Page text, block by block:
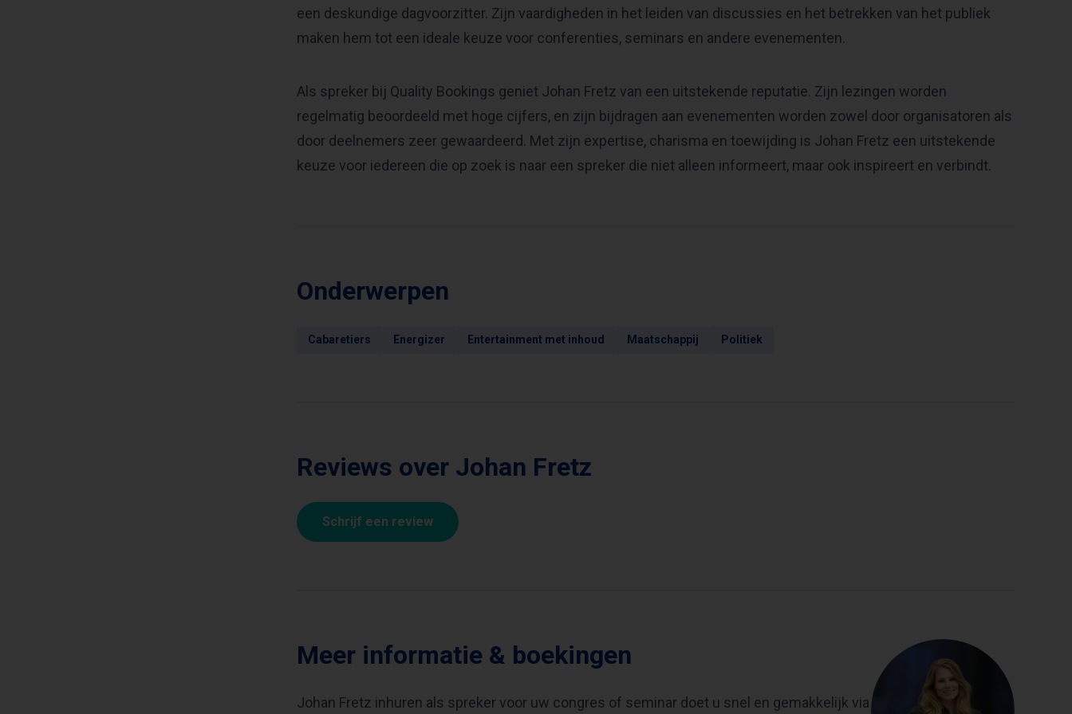
een deskundige dagvoorzitter. Zijn vaardigheden in het leiden van discussies en het betrekken van het publiek
maken hem tot een ideale keuze voor conferenties, seminars en andere evenementen.
Als spreker bij Quality Bookings geniet Johan Fretz van een uitstekende reputatie. Zijn lezingen worden
regelmatig beoordeeld met hoge cijfers, en zijn bijdragen aan evenementen worden zowel door organisatoren als
door deelnemers zeer gewaardeerd. Met zijn expertise, charisma en toewijding is Johan Fretz een uitstekende
keuze voor iedereen die op zoek is naar een spreker die niet alleen informeert, maar ook inspireert en verbindt.
Onderwerpen
Cabaretiers Energizer Entertainment met inhoud Maatschappij Politiek
Reviews over Johan Fretz
Schrijf een review
Meer informatie & boekingen
Johan Fretz inhuren als spreker voor uw congres of seminar doet u snel en gemakkelijk via